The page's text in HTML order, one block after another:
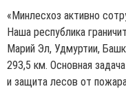
«Минлесхоз активно
Наша республика
Марий Эл, Удмуртии,
293,5 км. Основная
и защита лесов от